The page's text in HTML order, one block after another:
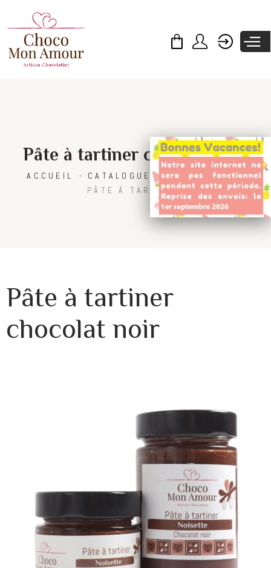
Pâte à tartiner chocolat noir
ACCUEIL CATALOGUE
CHOCOLATS
PÂTE À TARTINER
Pâte à tartiner
chocolat noir